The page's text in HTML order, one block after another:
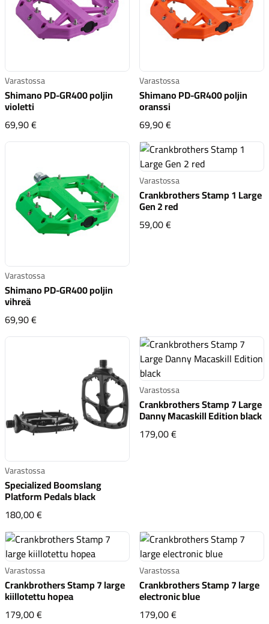
Varastossa
Shimano PD-GR400 poljin
violetti
69,90 €Shimano PD-GR400 poljin violetti
Varastossa
Shimano PD-GR400 poljin
oranssi
69,90 €Shimano PD-GR400
Varastossa
Shimano PD-GR400 poljin
vihreä
69,90 €Shimano PD-GR400 poljin vihreä
Varastossa
Crankbrothers Stamp 1 Large
Gen 2 red
59,00 €Crankbrothers Stamp
Varastossa
Specialized Boomslang
Platform Pedals black
180,00 €Specialized Boomslang Platform Pedals black
Varastossa
Crankbrothers Stamp 7 Large
Danny Macaskill Edition black
179,00 €Crankbrothers Stamp
Varastossa
Crankbrothers Stamp 7 large
kiillotettu hopea
179,00 €Crankbrothers Stamp 7 large kiillotettu hopea
Varastossa
Crankbrothers Stamp 7 large
electronic blue
179,00 €Crankbrothers Stamp